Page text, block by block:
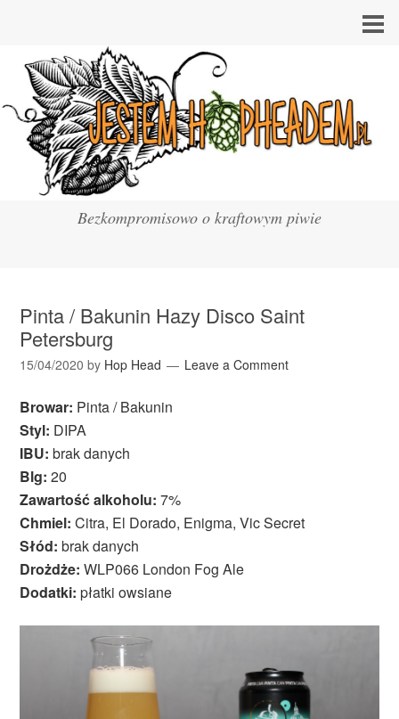
Bezkompromisowo o kraftowym piwie
Pinta / Bakunin Hazy Disco Saint
Petersburg
15/04/2020 by Hop Head Leave a Comment
Browar: Pinta / Bakunin
Styl: DIPA
IBU: brak danych
Blg: 20
Zawartość alkoholu: 7%
Chmiel: Citra, El Dorado, Enigma, Vic Secret
Słód: brak danych
Drożdże: WLP066 London Fog Ale
Dodatki: płatki owsiane